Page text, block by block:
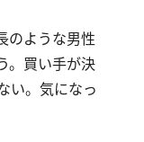
のような男性
。買い手が決
い。気になっ